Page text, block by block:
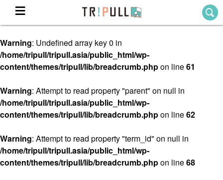
ホーム
Theme
テーマから探す
TRIPULLブログ
About
私たちについて
Warning: Undefined array key 0 in
/home/tripull/tripull.asia/public_html/wp-
content/themes/tripull/lib/breadcrumb.phpon line61
Warning: Attempt to read property "parent" on null in
/home/tripull/tripull.asia/public_html/wp-
content/themes/tripull/lib/breadcrumb.phpon line62
Warning: Attempt to read property "term_id" on null in
/home/tripull/tripull.asia/public_html/wp-
content/themes/tripull/lib/breadcrumb.phpon line68